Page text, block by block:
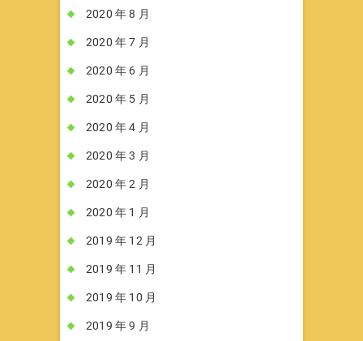
2020 年 8 月
2020 年 7 月
2020 年 6 月
2020 年 5 月
2020 年 4 月
2020 年 3 月
2020 年 2 月
2020 年 1 月
2019 年 12 月
2019 年 11 月
2019 年 10 月
2019 年 9 月